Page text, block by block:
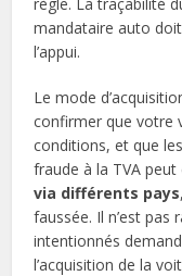
mandataire auto
l’appui.
Le mode
confirmer que votre
conditions, et que
fraude à la TVA
via différents pays
faussée. Il n’est pas
intentionnés
l’acquisition de la